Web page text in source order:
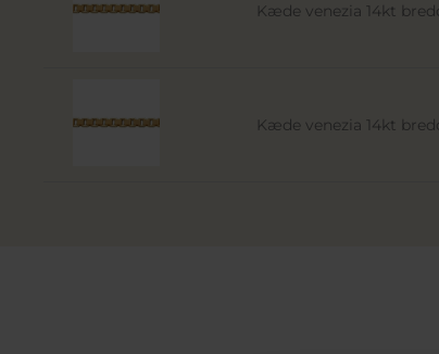
Kæde venezia 14kt
Kæde venezia 14kt